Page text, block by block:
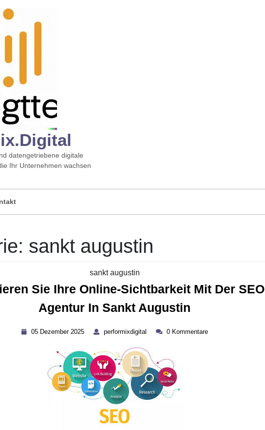
datengetriebene digitale
Ihr Unternehmen wachsen
sankt augustin
sankt augustinKategorie
Sie Ihre Online-Sichtbarkeit Mit Der SEO
Agentur In Sankt Augustin
Ihre
05 Dezember 2025 performixdigital performixdigital
0 Kommentare